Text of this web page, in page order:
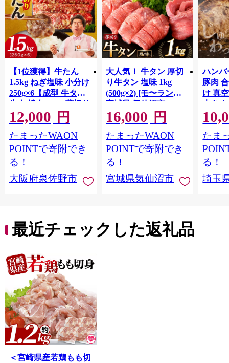
【1位獲得】牛たん
1.5kg ねぎ塩味 小分け
250g×6【成型 牛タン
牛肉 焼肉 BBQ 薄切り
ぎゅうたん スライス
訳あり サイズ不揃
い】 G4721
12,000 円
たまったWAON
POINTで寄附でき
る！
大阪府泉佐野市
大人気！ 牛タン 厚切
り牛タン 塩味 1kg
(500g×2) [モ〜ランド
宮城県 気仙沼市
20564660] 肉 牛肉 精肉
牛たん 牛タン塩 牛た
ん塩 冷凍 焼肉 BBQ ア
ウトドア バーベキュ
ー 厚切り タン
16,000 円
たまったWAON
POINTで寄附でき
る！
宮城県気仙沼市
ハンバ
豚肉
け 真
大き
保存
淡路島
ポーク
き肉
ず 惣
まみ
んのお
たま
る！
埼玉
最近チェックした返礼品
＜宮崎県産若鶏もも切